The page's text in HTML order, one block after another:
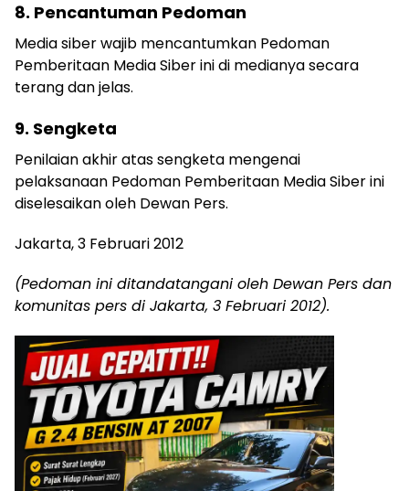
8. Pencantuman Pedoman
Media siber wajib mencantumkan Pedoman
Pemberitaan Media Siber ini di medianya secara
terang dan jelas.
9. Sengketa
Penilaian akhir atas sengketa mengenai
pelaksanaan Pedoman Pemberitaan Media Siber ini
diselesaikan oleh Dewan Pers.
Jakarta, 3 Februari 2012
(Pedoman ini ditandatangani oleh Dewan Pers dan
komunitas pers di Jakarta, 3 Februari 2012).